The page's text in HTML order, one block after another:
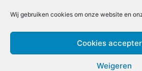
Wij gebruiken cookies om onze website en
Cookies
Weigeren
Nieuwsbrief inschrijven |